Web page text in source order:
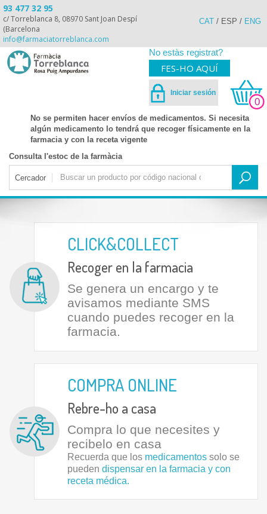
93 477 32 95
c/ Torreblanca 8, 08970 Sant Joan Despí
(Barcelona
info@farmaciatorreblanca.com
CAT / ESP / ENG
No estàs registrat?
FES-HO AQUÍ
Iniciar sesión
0
No se permiten hacer envíos de medicamentos. Si necesita
algún medicamento lo tendrá que recoger físicamente en la
farmacia y con la receta vigente
Consulta l'estoc de la farmàcia
Cercador
CLICK&COLLECT
Recoger en la farmacia
Se genera un encargo y te
avisamos mediante SMS
cuando puedes recoger en la
farmacia.
COMPRA ONLINE
Rebre-ho a casa
Compra lo que necesites y
recibelo en casa
Recuerda que los medicamentos solo se
pueden dispensar en la farmacia y con
receta médica.